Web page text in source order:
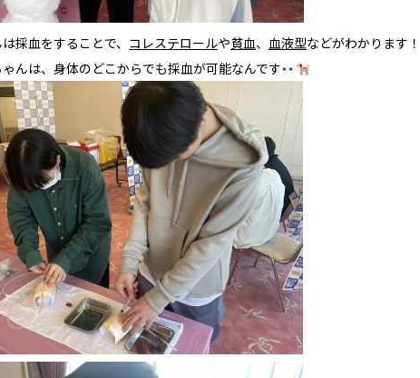
採血をすることで、 コレステロールや貧血、 血液型などがわかります！
んは、身体のどこからでも採血が可能なんです